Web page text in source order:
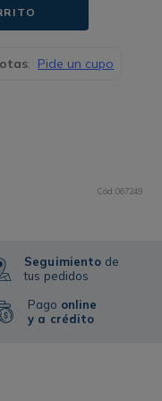
Cód:067249
Seguimiento de
tus pedidos
Pago online
y a crédito